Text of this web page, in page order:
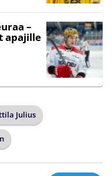
–
apajille
Julius